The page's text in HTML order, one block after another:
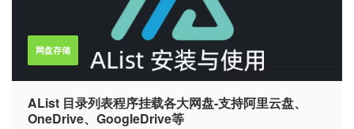
网盘存储
AList 目录列表程序挂载各大网盘-支持阿里云盘、
OneDrive、GoogleDrive等